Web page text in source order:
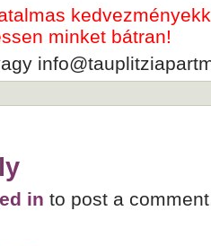
minket bátran!
in to post a